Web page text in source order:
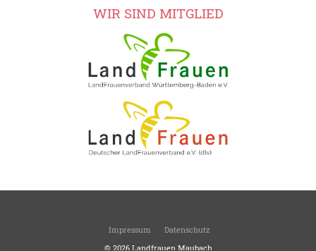
WIR SIND MITGLIED
Impressum
Datenschutz
© 2026 Landfrauen Maubach